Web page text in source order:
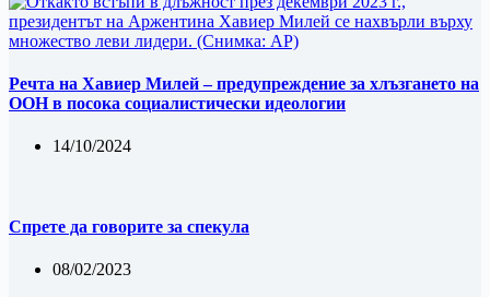
Речта на Хавиер Милей – предупреждение за хлъзгането на
ООН в посока социалистически идеологии
14/10/2024
Спрете да говорите за спекула
08/02/2023